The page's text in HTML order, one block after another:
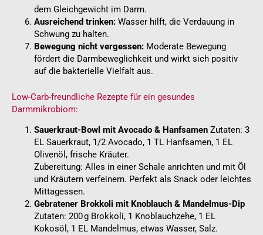
dem Gleichgewicht im Darm.
Ausreichend trinken:Wasser hilft, die Verdauung in
Schwung zu halten.
Bewegung nicht vergessen:Moderate Bewegung
fördert die Darmbeweglichkeit und wirkt sich positiv
auf die bakterielle Vielfalt aus.
Low-Carb-freundliche Rezepte für ein gesundes
Darmmikrobiom:
Sauerkraut-Bowl mit Avocado & HanfsamenZutaten: 3
EL Sauerkraut, 1/2 Avocado, 1 TL Hanfsamen, 1 EL
Olivenöl, frische Kräuter.
Zubereitung: Alles in einer Schale anrichten und mit Öl
und Kräutern verfeinern. Perfekt als Snack oder leichtes
Mittagessen.
Gebratener Brokkoli mit Knoblauch & Mandelmus-Dip
Zutaten: 200 g Brokkoli, 1 Knoblauchzehe, 1 EL
Kokosöl, 1 EL Mandelmus, etwas Wasser, Salz.